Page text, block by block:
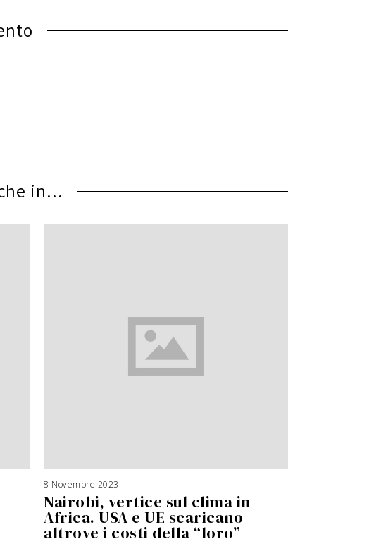
in...
8 Novembre 2023
Nairobi, vertice sul clima in
Africa. USA e UE scaricano
altrove i costi della “loro”